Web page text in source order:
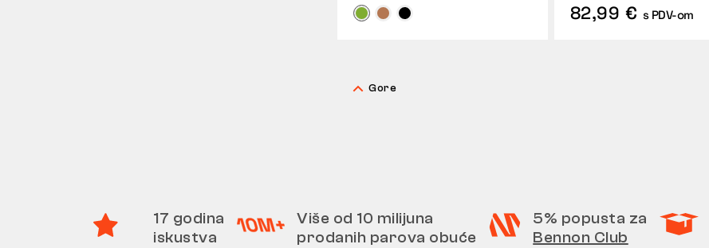
82,99 € s PDV-om
Gore
17 godina
iskustva
Više od 10 milijuna
prodanih parova obuće
5% popusta za
Bennon Club